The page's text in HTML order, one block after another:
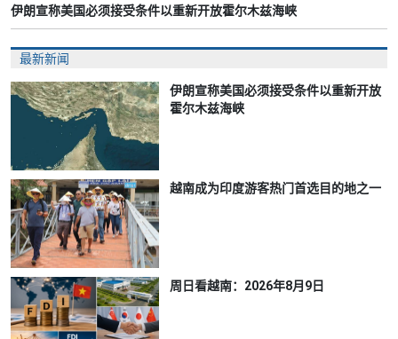
伊朗宣称美国必须接受条件以重新开放霍尔木兹海峡
最新新闻
伊朗宣称美国必须接受条件以重新开放
霍尔木兹海峡
越南成为印度游客热门首选目的地之一
周日看越南：2026年8月9日